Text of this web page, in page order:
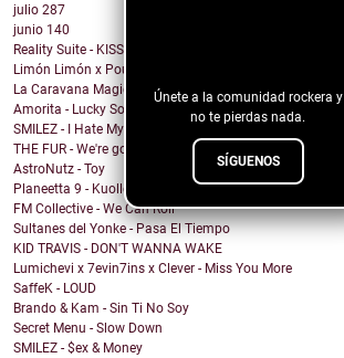
Únete a la comunidad rockera y
no te pierdas nada.
SÍGUENOS
julio 287
junio 140
Reality Suite - KISS THE RING
Limón Limón x Poulish Kid - CALL NOW BUY NOW
La Caravana Magica - Todo Se Paga en Esta Vida (fe...
Amorita - Lucky Solita
SMILEZ - I Hate My Ex
THE FUR - We're going under
AstroNutz - Toy
Planeetta 9 - Kuolleet vain muistaa
FM Collective - We Can Roll
Sultanes del Yonke - Pasa El Tiempo
KID TRAVIS - DON'T WANNA WAKE
Lumichevi x 7evin7ins x Clever - Miss You More
SaffeK - LOUD
Brando & Kam - Sin Ti No Soy
Secret Menu - Slow Down
SMILEZ - $ex & Money